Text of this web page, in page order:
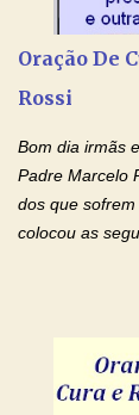
inteligente.
de estudar.
sempre é fácil.
Oração De
Rossi
Bom dia irmãs
Padre Marcelo
dos que
colocou as
Senhora!
Jesus esteja
para vos